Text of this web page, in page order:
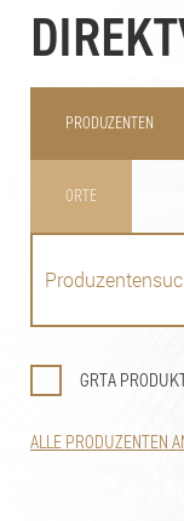
PRODUZENTEN
ORTE
GRTA
ALLE PRODUZENTEN